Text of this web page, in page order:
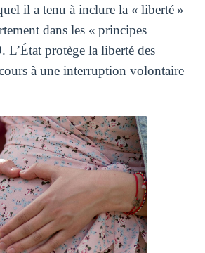
il a tenu à inclure la « liberté »
dans les « principes
L’État protège la liberté des
à une interruption volontaire